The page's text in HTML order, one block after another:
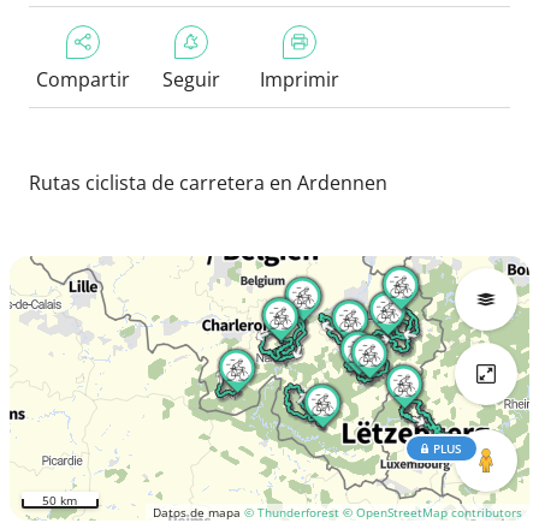
Compartir Seguir Imprimir
Rutas ciclista de carretera en Ardennen
Datos de mapa © Thunderforest © OpenStreetMap contributors
PLUS
50 km